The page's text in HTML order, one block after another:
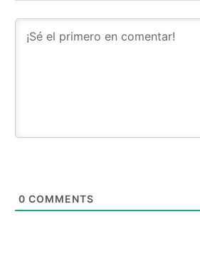
0 COMMENTS